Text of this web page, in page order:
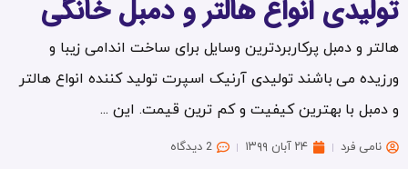
تولیدی انواع هالتر و دمبل خانگی
هالتر و دمبل پرکاربردترین وسایل برای ساخت اندامی زیبا و
ورزیده می باشند تولیدی آرنیک اسپرت تولید کننده انواع هالتر
و دمبل با بهترین کیفیت و کم ترین قیمت. این ...
نامی فرد ۲۴ آبان ۱۳۹۹ 2 دیدگاه